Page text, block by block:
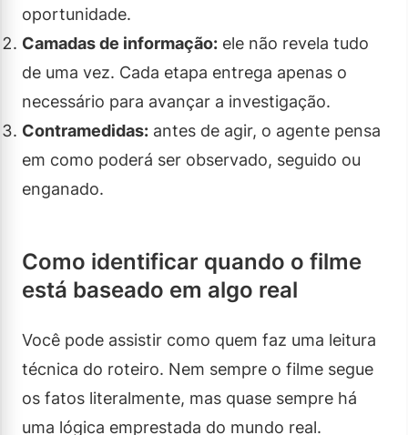
oportunidade.
Camadas de informação: ele não revela tudo
de uma vez. Cada etapa entrega apenas o
necessário para avançar a investigação.
Contramedidas: antes de agir, o agente pensa
em como poderá ser observado, seguido ou
enganado.
Como identificar quando o filme
está baseado em algo real
Você pode assistir como quem faz uma leitura
técnica do roteiro. Nem sempre o filme segue
os fatos literalmente, mas quase sempre há
uma lógica emprestada do mundo real.